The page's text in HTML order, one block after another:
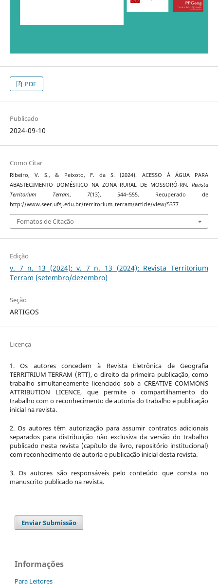
PDF
Publicado
2024-09-10
Como Citar
Ribeiro, V. S., & Peixoto, F. da S. (2024). ACESSO À ÁGUA PARA
ABASTECIMENTO DOMÉSTICO NA ZONA RURAL DE MOSSORÓ-RN.Revista
Territorium Terram, 7(13), 544–555. Recuperado de
http://www.seer.ufsj.edu.br/territorium_terram/article/view/5377
Fomatos de Citação
Edição
v. 7 n. 13 (2024): v. 7 n. 13 (2024): Revista Territorium
Terram (setembro/dezembro)
Seção
ARTIGOS
Licença
1. Os autores concedem à Revista Eletrônica de Geografia
TERRITRIUM TERRAM (RTT), o direito da primeira publicação, como
trabalho simultaneamente licenciado sob a CREATIVE COMMONS
ATTRIBUTION LICENCE, que permite o compartilhamento do
trabalho com o reconhecimento de autoria do trabalho e publicação
inicial na revista.
2. Os autores têm autorização para assumir contratos adicionais
separados para distribuição não exclusiva da versão do trabalho
publicado nesta revista (capítulo de livro, repositório institucional)
com reconhecimento de autoria e publicação inicial desta revista.
3. Os autores são responsáveis pelo conteúdo que consta no
manuscrito publicado na revista.
Enviar Submissão
Informações
Para Leitores